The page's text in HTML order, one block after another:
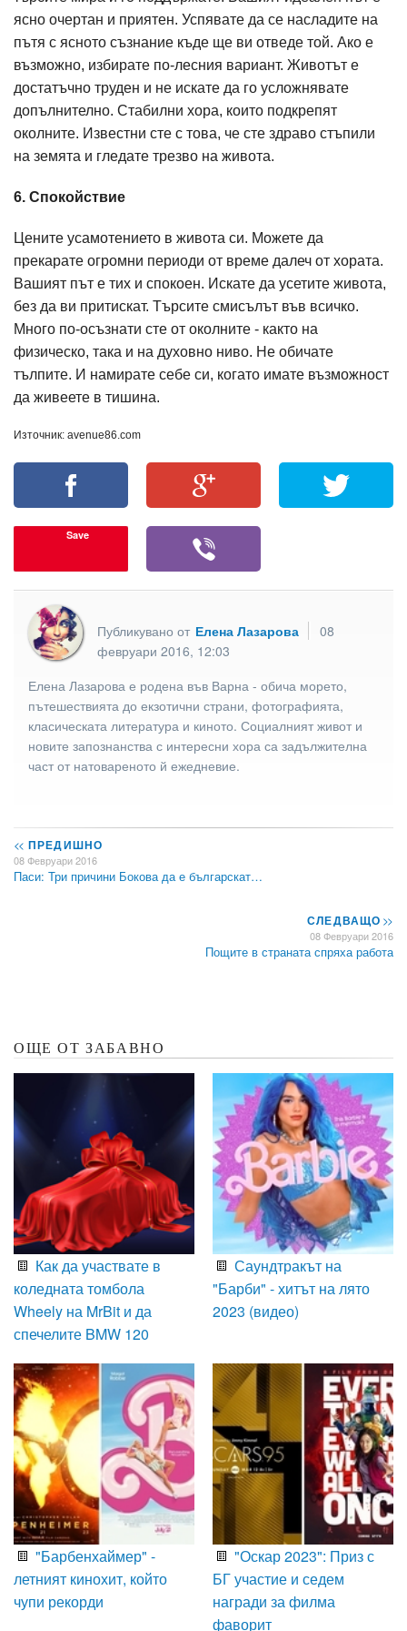
ясно очертан и приятен. Успявате да се насладите на
пътя с ясното съзнание къде ще ви отведе той. Ако е
възможно, избирате по-лесния вариант. Животът е
достатъчно труден и не искате да го усложнявате
допълнително. Стабилни хора, които подкрепят
околните. Известни сте с това, че сте здраво стъпили
на земята и гледате трезво на живота.
6. Спокойствие
Цените усамотението в живота си. Можете да
прекарате огромни периоди от време далеч от хората.
Вашият път е тих и спокоен. Искате да усетите живота,
без да ви притискат. Търсите смисълът във всичко.
Много по-осъзнати сте от околните - както на
физическо, така и на духовно ниво. Не обичате
тълпите. И намирате себе си, когато имате възможност
да живеете в тишина.
Източник: avenue86.com
Save
Публикувано от Елена Лазарова
08
февруари 2016, 12:03
Елена Лазарова е родена във Варна - обича морето,
пътешествията до екзотични страни, фотографията,
класическата литература и киното. Социалният живот и
новите запознанства с интересни хора са задължителна
част от натовареното й ежедневие.
<< ПРЕДИШНО
08 Февруари 2016
Паси: Три причини Бокова да е българскат…
СЛЕДВАЩО>>
08 Февруари 2016
Пощите в страната спряха работа
ОЩЕ ОТ ЗАБАВНО
Как да участвате в
коледната томбола
Wheely на MrBit и да
спечелите BMW 120
Саундтракът на
"Барби" - хитът на лято
2023 (видео)
"Барбенхаймер" -
летният кинохит, който
чупи рекорди
"Оскар 2023": Приз с
БГ участие и седем
награди за филма
фаворит